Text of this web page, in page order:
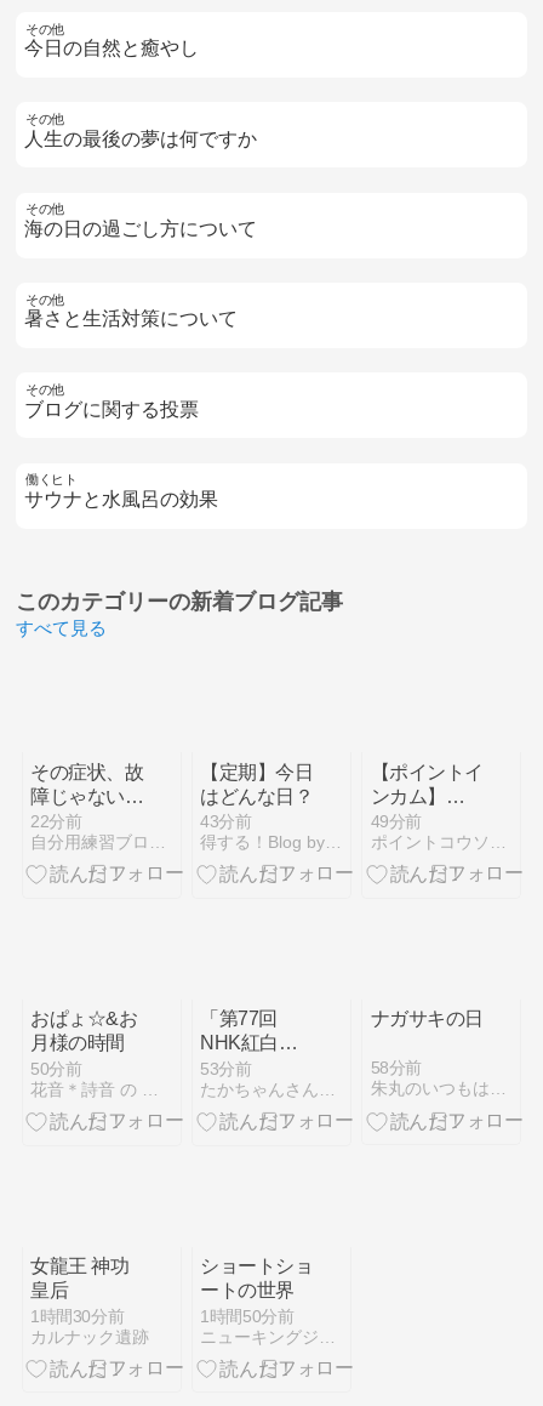
その他
今日の自然と癒やし
その他
人生の最後の夢は何ですか
その他
海の日の過ごし方について
その他
暑さと生活対策について
その他
ブログに関する投票
働くヒト
サウナと水風呂の効果
このカテゴリーの新着ブログ記事
すべて見る
その症状、故
障じゃないか
も？スマホト
ラブルを自分
で解決する方
22分前
【定期】今日
はどんな日？
43分前
【ポイントイ
ンカム】
Water Sort
Puzzleは5日
でクリアしま
49分前
おぱょ☆&お
月様の時間
50分前
「第77回
NHK紅白歌
合戦」に初出
場する歌手を
予想したがど
53分前
ナガサキの日
58分前
女龍王 神功
皇后
1時間30分前
カルナック遺跡
ショートショ
ートの世界
1時間50分前